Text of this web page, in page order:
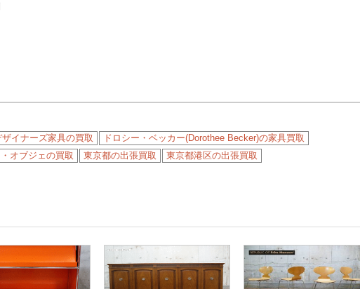
ザイナーズ家具の買取
ドロシー・ベッカー(Dorothee Becker)の家具買取
オブジェの買取 東京都の出張買取 東京都港区の出張買取